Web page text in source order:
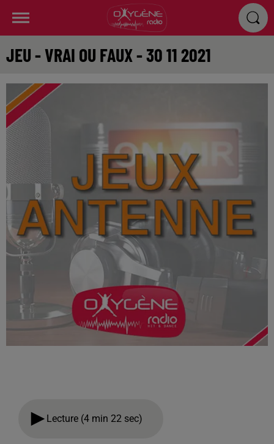
JEU - VRAI OU FAUX - 30 11 2021
Lecture (4 min 22 sec)